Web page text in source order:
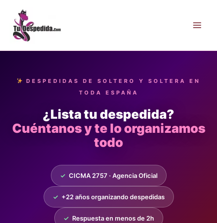
contenido
DESPEDIDAS DE SOLTERO Y SOLTERA EN
TODA ESPAÑA
¿Lista tu despedida?
Cuéntanos y te lo organizamos
todo
✓ CICMA 2757 · Agencia Oficial
✓ +22 años organizando despedidas
✓ Respuesta en menos de 2h